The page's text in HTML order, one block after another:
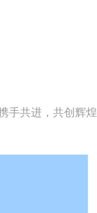
手共进，共创辉煌